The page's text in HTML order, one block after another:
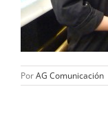
PorAG Comunicación